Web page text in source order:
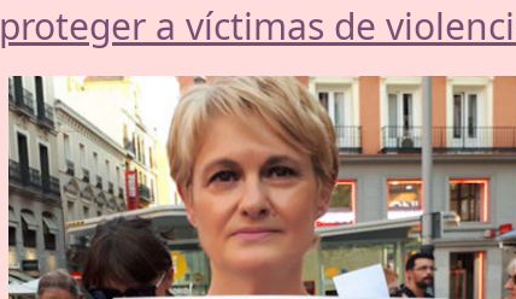
proteger a víctimas de